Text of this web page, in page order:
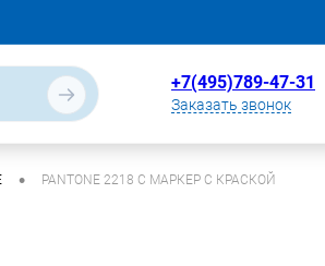
+7(495)789-47-31
Заказать звонок
• PANTONE 2218 C МАРКЕР С КРАСКОЙ